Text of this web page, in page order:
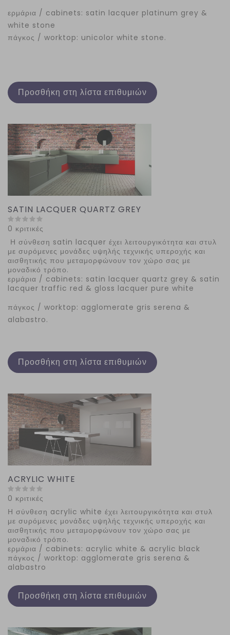
ερμάρια / cabinets: satin lacquer platinum grey &
white stone
πάγκος / worktop: unicolor white stone.
Προσθήκη στη λίστα επιθυμιών
SATIN LACQUER QUARTZ GREY
0 κριτικές
Η σύνθεση satin lacquer έχει λειτουργικότητα και στυλ
με συρόμενες μονάδες υψηλής τεχνικής υπεροχής και
αισθητικής που μεταμορφώνουν τον χώρο σας με
μοναδικό τρόπο.
ερμάρια / cabinets: satin lacquer quartz grey & satin
lacquer traffic red & gloss lacquer pure white
πάγκος / worktop: agglomerate gris serena &
alabastro.
Προσθήκη στη λίστα επιθυμιών
ACRYLIC WHITE
0 κριτικές
Η σύνθεση acrylic white έχει λειτουργικότητα και στυλ
με συρόμενες μονάδες υψηλής τεχνικής υπεροχής και
αισθητικής που μεταμορφώνουν τον χώρο σας με
μοναδικό τρόπο.
ερμάρια / cabinets: acrylic white & acrylic black
πάγκος / worktop: agglomerate gris serena &
alabastro
Προσθήκη στη λίστα επιθυμιών